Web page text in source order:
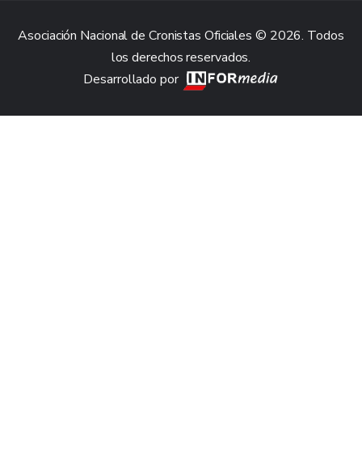
Asociación Nacional de Cronistas Oficiales © 2026. Todos
los derechos reservados.
Desarrollado por